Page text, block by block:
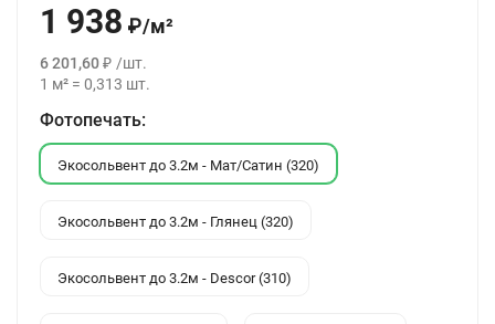
1 938 ₽/м²
6 201,60₽ /шт.
1 м² = 0,313 шт.
Фотопечать:
Экосольвент до 3.2м - Мат/Сатин (320)
Экосольвент до 3.2м - Глянец (320)
Экосольвент до 3.2м - Descor (310)